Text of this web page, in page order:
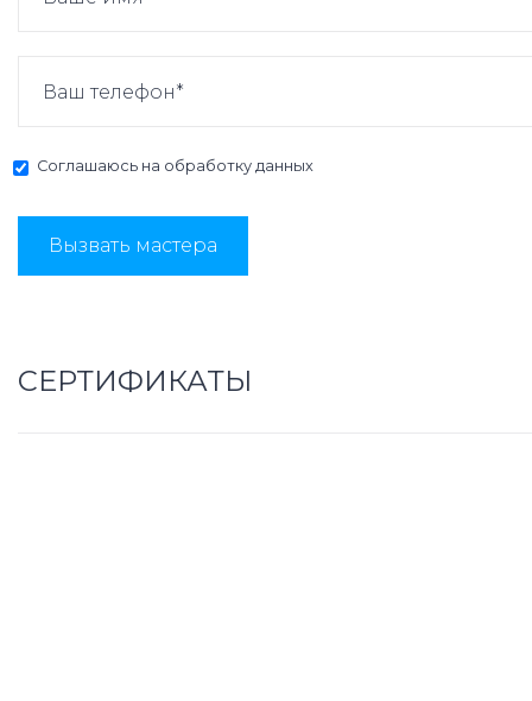
Соглашаюсь на обработку данных
Вызвать мастера
СЕРТИФИКАТЫ